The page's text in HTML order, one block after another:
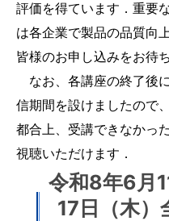
評価を得ています．重要
は各企業で製品の品質向
皆様のお申し込みをお待
なお、各講座の終了後
信期間を設けましたので
都合上、受講できなかっ
視聴いただけます．
令和8年6月
17日（木